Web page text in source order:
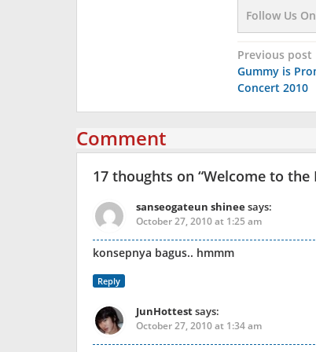
Follow Us On
Post
Previous post
Gummy is
Concert 2010
Comment
17 thoughts on “Welcome to the
sanseogateun shineesays:
October 27, 2010 at 1:25 am
konsepnya bagus.. hmmm
Reply
JunHottestsays:
October 27, 2010 at 1:34 am